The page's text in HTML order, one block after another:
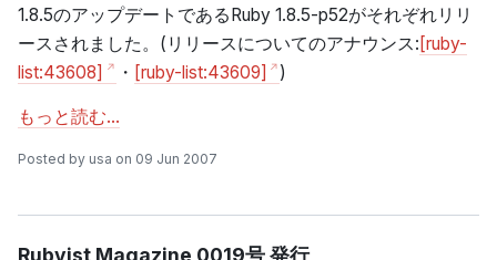
1.8.5のアップデートであるRuby 1.8.5-p52がそれぞれリリ
ースされました。(リリースについてのアナウンス: [ruby-
list:43608]
・ [ruby-list:43609] )
もっと読む…
Posted by usa on 09 Jun 2007
Rubyist Magazine 0019号 発行